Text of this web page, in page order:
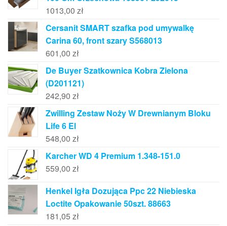
1013,00 zł
Cersanit SMART szafka pod umywalkę
Carina 60, front szary S568013
601,00 zł
De Buyer Szatkownica Kobra Zielona
(D201121)
242,90 zł
Zwilling Zestaw Noży W Drewnianym Bloku
Life 6 El
548,00 zł
Karcher WD 4 Premium 1.348-151.0
559,00 zł
Henkel Igła Dozująca Ppc 22 Niebieska
Loctite Opakowanie 50szt. 88663
181,05 zł